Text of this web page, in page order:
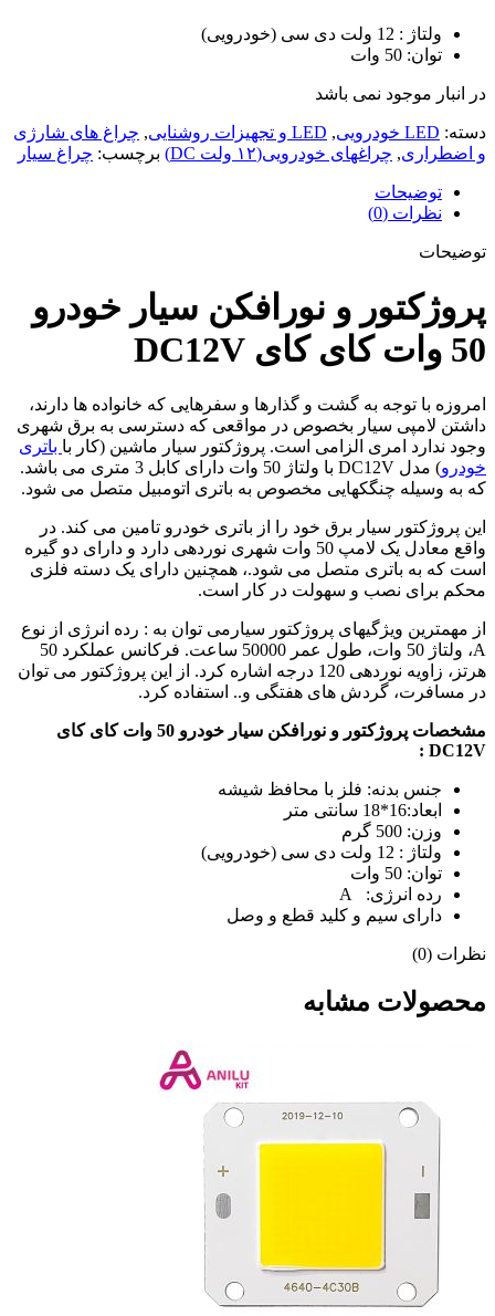
ولتاژ : 12 ولت دی سی (خودرویی)
توان: 50 وات
در انبار موجود نمی باشد
دسته: LED خودرویی , LED و تجهیزات روشنایی , چراغ های شارژی
و اضطراری, چراغهای خودرویی(۱۲ ولت DC) برچسب: چراغ سیار
توضیحات
نظرات (0)
توضیحات
پروژکتور و نورافکن سیار خودرو
50 وات کای کای DC12V
امروزه با توجه به گشت و گذارها و سفرهایی که خانواده ها دارند،
داشتن لامپی سیار بخصوص در مواقعی که دسترسی به برق شهری
وجود ندارد امری الزامی است. پروژکتور سیار ماشین (کار با باتری
خودرو
) مدل DC12V با ولتاژ 50 وات دارای کابل 3 متری می باشد.
که به وسیله چنگکهایی مخصوص به باتری اتومبیل متصل می شود.
این پروژکتور سیار برق خود را از باتری خودرو تامین می کند. در
واقع معادل یک لامپ 50 وات شهری نوردهی دارد و دارای دو گیره
است که به باتری متصل می شود.، همچنین دارای یک دسته فلزی
محکم برای نصب و سهولت در کار است.
از مهمترین ویژگیهای پروژکتور سیارمی توان به : رده انرژی از نوع
A، ولتاژ 50 وات، طول عمر 50000 ساعت. فرکانس عملکرد 50
هرتز، زاویه نوردهی 120 درجه اشاره کرد. از این پروژکتور می توان
در مسافرت، گردش های هفتگی و.. استفاده کرد.
مشخصات پروژکتور و نورافکن سیار خودرو 50 وات کای کای
DC12V :
جنس بدنه: فلز با محافظ شیشه
ابعاد:16*18 سانتی متر
وزن: 500 گرم
ولتاژ : 12 ولت دی سی (خودرویی)
توان: 50 وات
رده انرژی: A
دارای سیم و کلید قطع و وصل
نظرات (0)
محصولات مشابه